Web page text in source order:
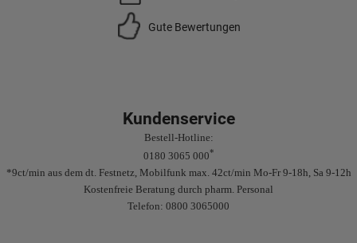
Gute Bewertungen
Kundenservice
Bestell-Hotline:
0180 3065 000*
*9ct/min aus dem dt. Festnetz, Mobilfunk max. 42ct/min Mo-Fr 9-18h, Sa 9-12h
Kostenfreie Beratung durch pharm. Personal
Telefon: 0800 3065000